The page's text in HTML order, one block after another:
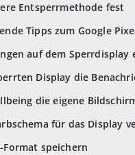
Entsperrmethode fest
Tipps zum Google
auf dem Sperrdisplay
Display die
die eigene
für das Display
Format speichern